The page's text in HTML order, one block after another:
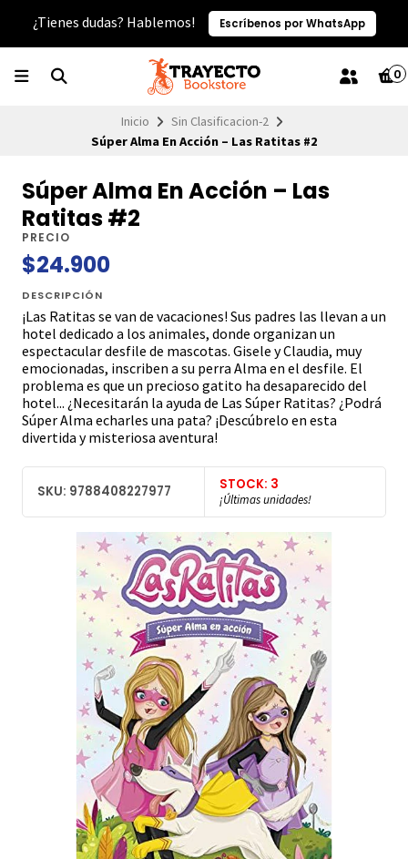
¿Tienes dudas? Hablemos! Escríbenos por WhatsApp
0
Inicio
Sin Clasificacion-2
Súper Alma En Acción – Las Ratitas #2
Súper Alma En Acción – Las
Ratitas #2
PRECIO
$24.900
DESCRIPCIÓN
¡Las Ratitas se van de vacaciones! Sus padres las llevan a un
hotel dedicado a los animales, donde organizan un
espectacular desfile de mascotas. Gisele y Claudia, muy
emocionadas, inscriben a su perra Alma en el desfile. El
problema es que un precioso gatito ha desaparecido del
hotel... ¿Necesitarán la ayuda de Las Súper Ratitas? ¿Podrá
Súper Alma echarles una pata? ¡Descúbrelo en esta
divertida y misteriosa aventura!
SKU: 9788408227977 STOCK: 3
¡Últimas unidades!